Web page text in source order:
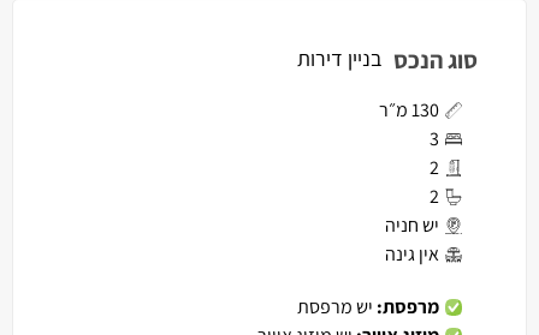
סוג הנכס בניין דירות
130 מ״ר
3
2
2
יש חניה
אין גינה
מרפסת: יש מרפסת